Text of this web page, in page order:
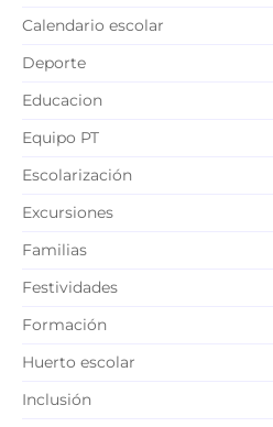
Calendario escolar
Deporte
Educacion
Equipo PT
Escolarización
Excursiones
Familias
Festividades
Formación
Huerto escolar
Inclusión